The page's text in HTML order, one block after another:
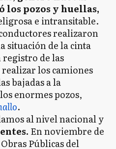
pozos y huellas,
e intransitable.
realizaron
situación de la cinta
registro de las
los camiones
bajadas a la
enormes pozos,
.
al nivel nacional y
En noviembre de
Públicas del